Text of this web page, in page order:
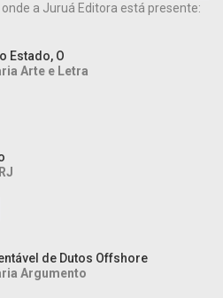
a Juruá Editora está presente:
Estado, O
Arte e Letra
de Dutos Offshore
Argumento